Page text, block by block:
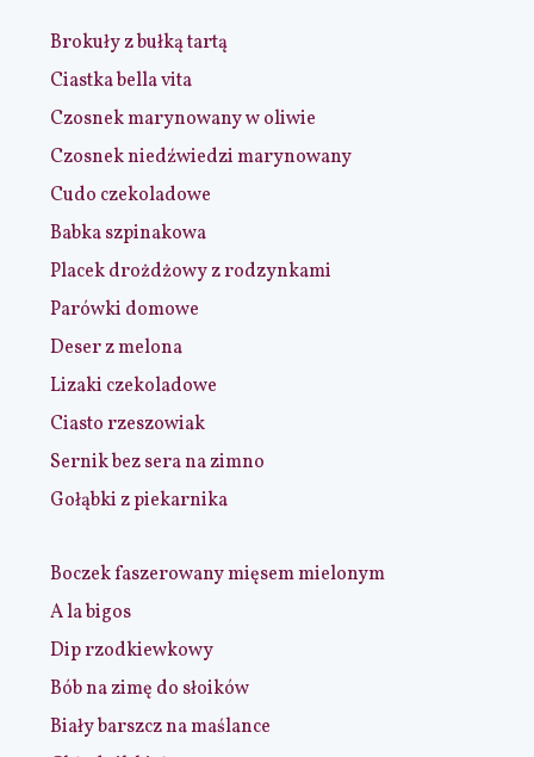
Brokuły z bułką tartą
Ciastka bella vita
Czosnek marynowany w oliwie
Czosnek niedźwiedzi marynowany
Cudo czekoladowe
Babka szpinakowa
Placek drożdżowy z rodzynkami
Parówki domowe
Deser z melona
Lizaki czekoladowe
Ciasto rzeszowiak
Sernik bez sera na zimno
Gołąbki z piekarnika
Boczek faszerowany mięsem mielonym
A la bigos
Dip rzodkiewkowy
Bób na zimę do słoików
Biały barszcz na maślance